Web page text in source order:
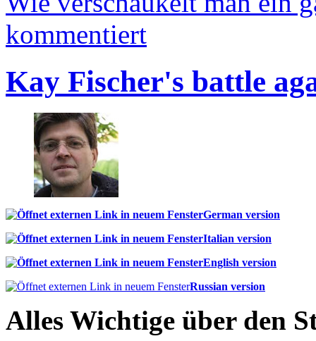
kommentiert
Kay Fischer's battle
German version
Italian version
English version
Russian version
Alles Wichtige über den